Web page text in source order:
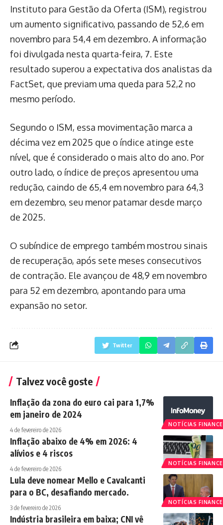
Instituto para Gestão da Oferta (ISM), registrou
um aumento significativo, passando de 52,6 em
novembro para 54,4 em dezembro. A informação
foi divulgada nesta quarta-feira, 7. Este
resultado superou a expectativa dos analistas da
FactSet, que previam uma queda para 52,2 no
mesmo período.
Segundo o ISM, essa movimentação marca a
décima vez em 2025 que o índice atinge este
nível, que é considerado o mais alto do ano. Por
outro lado, o índice de preços apresentou uma
redução, caindo de 65,4 em novembro para 64,3
em dezembro, seu menor patamar desde março
de 2025.
O subíndice de emprego também mostrou sinais
de recuperação, após sete meses consecutivos
de contração. Ele avançou de 48,9 em novembro
para 52 em dezembro, apontando para uma
expansão no setor.
Twitter
Talvez você goste
NOTÍCIAS
Inflação da zona do euro cai para 1,7%
em janeiro de 2024
4 de fevereiro de 2026
NOTÍCIAS
Inflação abaixo de 4% em 2026: 4
alívios e 4 riscos
4 de fevereiro de 2026
NOTÍCIAS
Lula deve nomear Mello e Cavalcanti
para o BC, desafiando mercado.
3 de fevereiro de 2026
Indústria brasileira em baixa; CNI vê